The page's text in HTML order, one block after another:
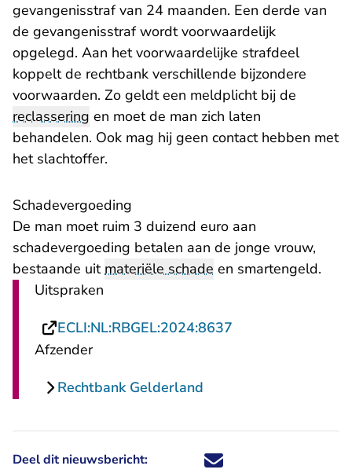
gevangenisstraf van 24 maanden. Een derde van
de gevangenisstraf wordt voorwaardelijk
opgelegd. Aan het voorwaardelijke strafdeel
koppelt de rechtbank verschillende bijzondere
voorwaarden. Zo geldt een meldplicht bij de
reclassering en moet de man zich laten
behandelen. Ook mag hij geen contact hebben met
het slachtoffer.
Schadevergoeding
De man moet ruim 3 duizend euro aan
schadevergoeding betalen aan de jonge vrouw,
bestaande uitmateriële schade en smartengeld.
Uitspraken
ECLI:NL:RBGEL:2024:8637
Afzender
Rechtbank Gelderland
Deel dit nieuwsbericht: Deel dit nieuwsbericht via X -
Deel dit nieuwsbericht via
Deel dit nieuwsbericht
Deel dit